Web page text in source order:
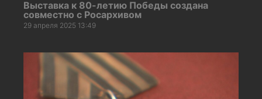
Выставка к 80-летию Победы создана
совместно с Росархивом
29 апреля 2025 13:49